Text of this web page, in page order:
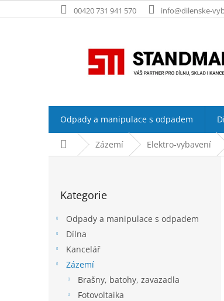
na
00420 731 941 570 info@dilenske-
Odpady a manipulace s odpadem
Domů Zázemí Elektro-vybavení
kategorie
Kategorie
Odpady a manipulace s odpadem
Dílna
Kancelář
Zázemí
Brašny, batohy, zavazadla
Fotovoltaika